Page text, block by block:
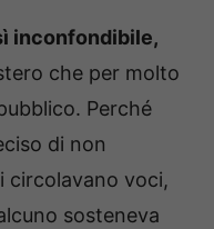
inconfondibile,
che per molto
Perché
di non
circolavano voci,
sosteneva